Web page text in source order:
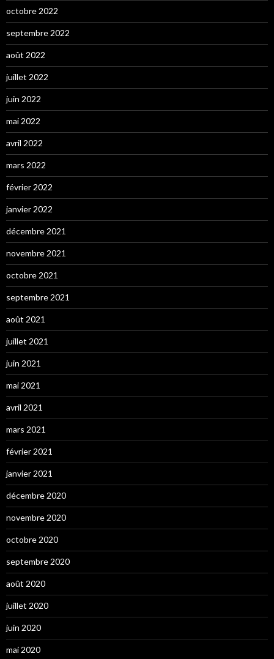
octobre 2022
septembre 2022
août 2022
juillet 2022
juin 2022
mai 2022
avril 2022
mars 2022
février 2022
janvier 2022
décembre 2021
novembre 2021
octobre 2021
septembre 2021
août 2021
juillet 2021
juin 2021
mai 2021
avril 2021
mars 2021
février 2021
janvier 2021
décembre 2020
novembre 2020
octobre 2020
septembre 2020
août 2020
juillet 2020
juin 2020
mai 2020